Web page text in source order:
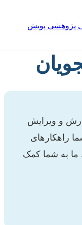
و ویرایش
راهکارهای
ما به شما کمک